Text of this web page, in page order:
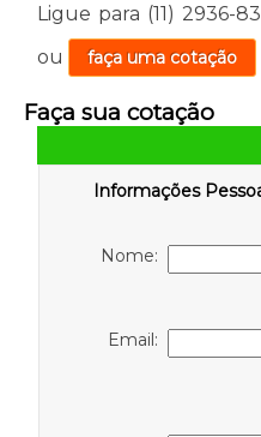
Ligue para (11) 2936-
ou
faça uma cotação
Faça sua cotação
Informações
Nome:
Email: